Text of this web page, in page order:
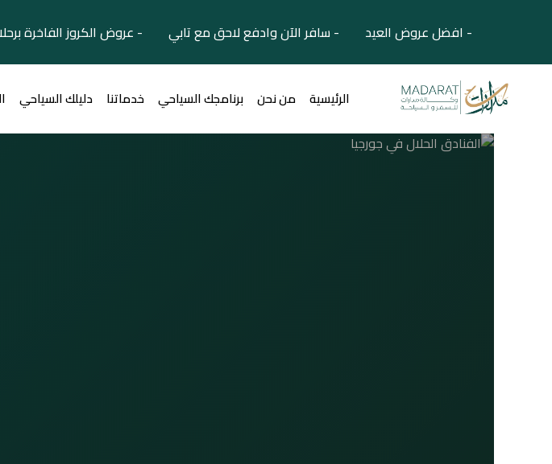
- افضل عروض العيد - سافر الآن وادفع لاحق مع تابي - عروض الكروز الفاخرة
الرئيسية من نحن برنامجك السياحي خدماتنا دليلك السياحي